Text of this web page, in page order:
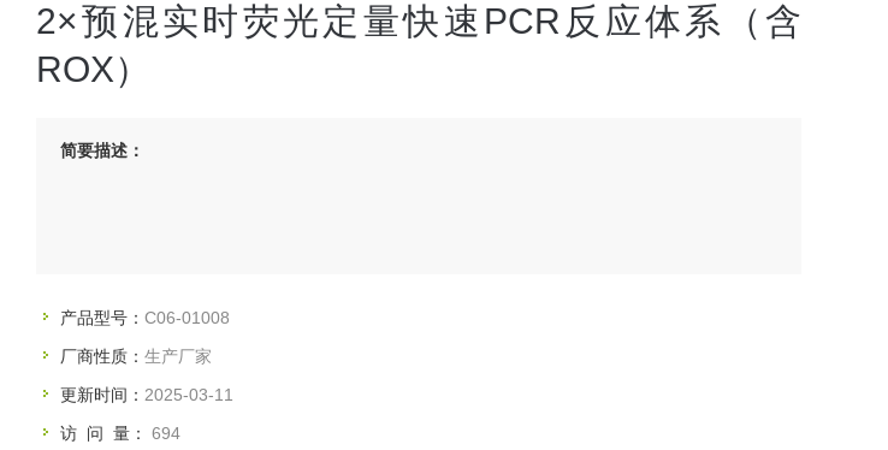
2×预混实时荧光定量快速PCR反应体系（含
ROX）
简要描述：
产品型号： C06-01008
厂商性质： 生产厂家
更新时间： 2025-03-11
访 问 量： 694